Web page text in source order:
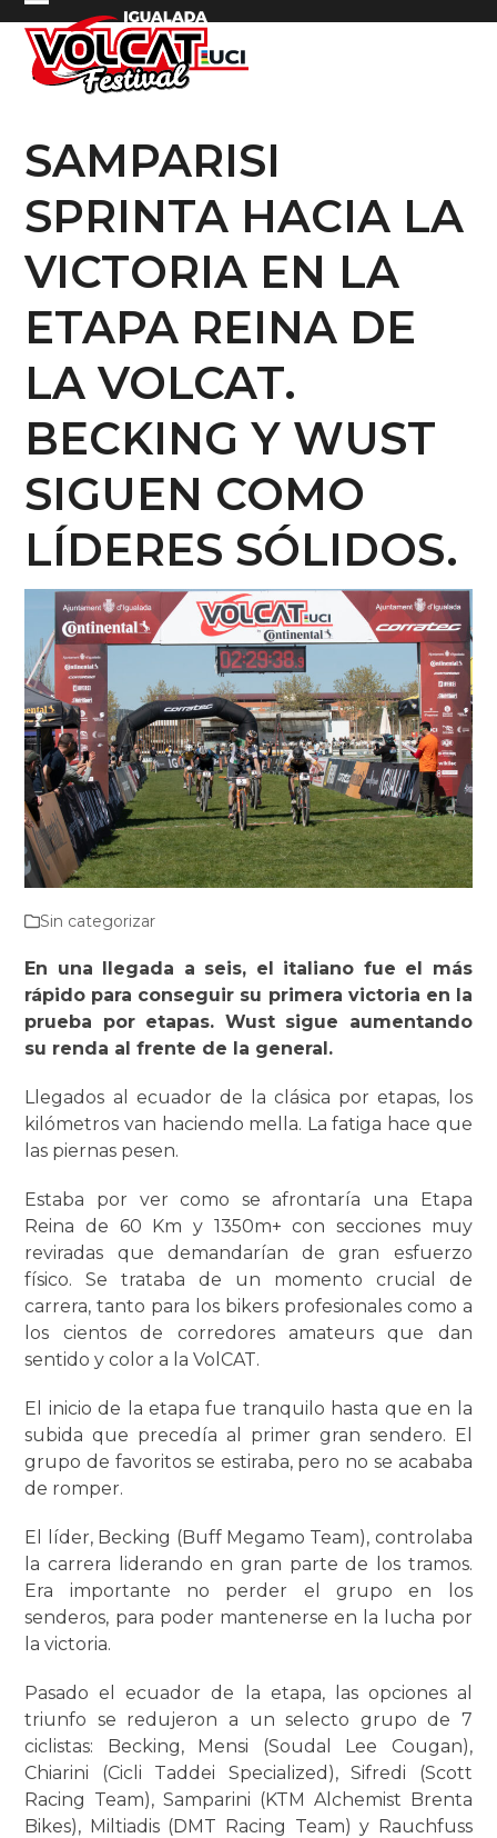
Skip
content
Open
mobile
menu
Close
mobile
menu
SAMPARISI
SPRINTA HACIA LA
VICTORIA EN LA
ETAPA REINA DE
LA VOLCAT.
BECKING Y WUST
SIGUEN COMO
LÍDERES SÓLIDOS.
Sin categorizar
En una llegada a seis, el italiano fue el más
rápido para conseguir su primera victoria en la
prueba por etapas. Wust sigue aumentando
su renda al frente de la general.
Llegados al ecuador de la clásica por etapas, los
kilómetros van haciendo mella. La fatiga hace que
las piernas pesen.
Estaba por ver como se afrontaría una Etapa
Reina de 60 Km y 1350m+ con secciones muy
reviradas que demandarían de gran esfuerzo
físico. Se trataba de un momento crucial de
carrera, tanto para los bikers profesionales como a
los cientos de corredores amateurs que dan
sentido y color a la VolCAT.
El inicio de la etapa fue tranquilo hasta que en la
subida que precedía al primer gran sendero. El
grupo de favoritos se estiraba, pero no se acababa
de romper.
El líder, Becking (Buff Megamo Team), controlaba
la carrera liderando en gran parte de los tramos.
Era importante no perder el grupo en los
senderos, para poder mantenerse en la lucha por
la victoria.
Pasado el ecuador de la etapa, las opciones al
triunfo se redujeron a un selecto grupo de 7
ciclistas: Becking, Mensi (Soudal Lee Cougan),
Chiarini (Cicli Taddei Specialized), Sifredi (Scott
Racing Team), Samparini (KTM Alchemist Brenta
Bikes), Miltiadis (DMT Racing Team) y Rauchfuss